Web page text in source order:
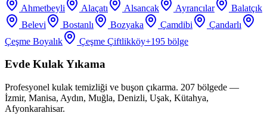
Ahmetbeyli Alaçatı Alsancak Ayrancılar
Balatçık
Belevi
Bostanlı Bozyaka Çamdibi
Çandarlı
Çeşme Boyalık
Çeşme Çiftlikköy+195 bölge
Evde Kulak Yıkama
Profesyonel kulak temizliği ve buşon çıkarma. 207 bölgede —
İzmir, Manisa, Aydın, Muğla, Denizli, Uşak, Kütahya,
Afyonkarahisar.